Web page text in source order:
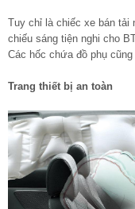
Tuy chỉ là chiếc xe bán tải
chiếu sáng tiện nghi cho
Các hốc chứa đồ phụ
Trang thiết bị an toàn